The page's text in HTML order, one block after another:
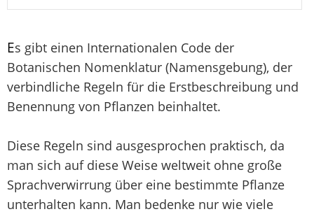
Es gibt einen Internationalen Code der
Botanischen Nomenklatur (Namensgebung), der
verbindliche Regeln für die Erstbeschreibung und
Benennung von Pflanzen beinhaltet.
Diese Regeln sind ausgesprochen praktisch, da
man sich auf diese Weise weltweit ohne große
Sprachverwirrung über eine bestimmte Pflanze
unterhalten kann. Man bedenke nur wie viele